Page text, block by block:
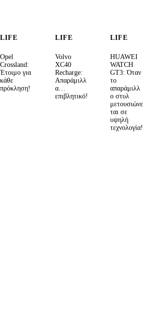
LIFE
Opel
Crossland:
Έτοιμο για
κάθε
πρόκληση!
LIFE
Volvo
XC40
Recharge:
Απαράμιλλ
α…
επιβλητικό!
LIFE
HUAWEI
WATCH
GT3: Όταν
το
απαράμιλλ
ο στυλ
μετουσιώνε
ται σε
υψηλή
τεχνολογία!